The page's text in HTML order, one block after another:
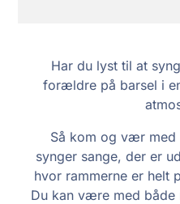
Har du lyst til at
forældre på barsel i
Så kom og vær med
synger sange, der er
hvor rammerne er helt
Du kan være med både